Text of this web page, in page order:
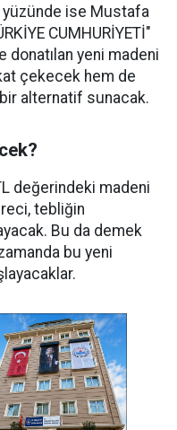
yüzünde ise Mustafa
CUMHURİYETİ"
donatılan yeni madeni
çekecek hem de
alternatif sunacak.
değerindeki madeni
tebliğin
Bu da demek
bu yeni